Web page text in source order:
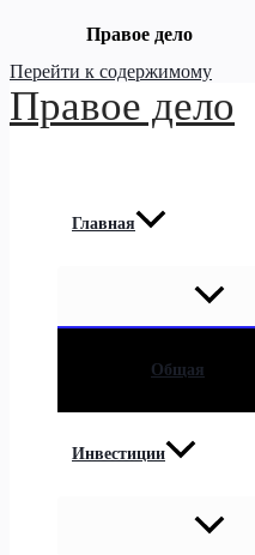
Правое дело
Перейти к содержимому
Правое дело
Главная
Общая
Инвестиции